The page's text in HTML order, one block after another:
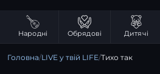
Народні Обрядові Дитячі
Головна/LIVE у твій LIFE/Тихо так